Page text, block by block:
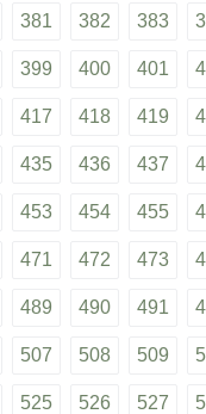
381 382 383
399 400 401
417 418 419
435 436 437
453 454 455
471 472 473
489 490 491
507 508 509
525 526 527